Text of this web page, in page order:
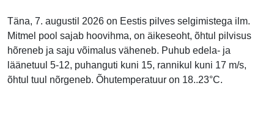
Täna, 7. augustil 2026 on Eestis pilves selgimistega ilm.
Mitmel pool sajab hoovihma, on äikeseoht, õhtul pilvisus
hõreneb ja saju võimalus väheneb. Puhub edela- ja
läänetuul 5-12, puhanguti kuni 15, rannikul kuni 17 m/s,
õhtul tuul nõrgeneb. Õhutemperatuur on 18..23°C.